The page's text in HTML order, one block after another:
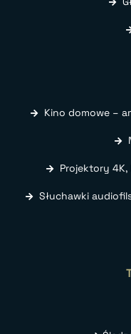
Kino domowe –
Projektory
Słuchawki